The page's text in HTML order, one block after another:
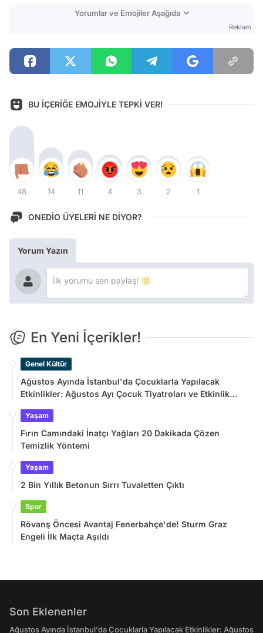
Yorumlar ve Emojiler Aşağıda
Reklam
BU İÇERİĞE EMOJİYLE TEPKİ VER!
48 14 11 4 3 2 1
ONEDİO ÜYELERİ NE DİYOR?
Yorum Yazın
En Yeni İçerikler!
Genel Kültür
Ağustos Ayında İstanbul'da Çocuklarla Yapılacak
Etkinlikler: Ağustos Ayı Çocuk Tiyatroları ve Etkinlik
Yaşam
Fırın Camındaki İnatçı Yağları 20 Dakikada Çözen
Temizlik Yöntemi
Yaşam
2 Bin Yıllık Betonun Sırrı Tuvaletten Çıktı
Spor
Rövanş Öncesi Avantaj Fenerbahçe'de! Sturm Graz
Engeli İlk Maçta Aşıldı
Son Eklenenler
Ağustos Ayında İstanbul'da Çocuklarla Yapılacak Etkinlikler: Ağustos